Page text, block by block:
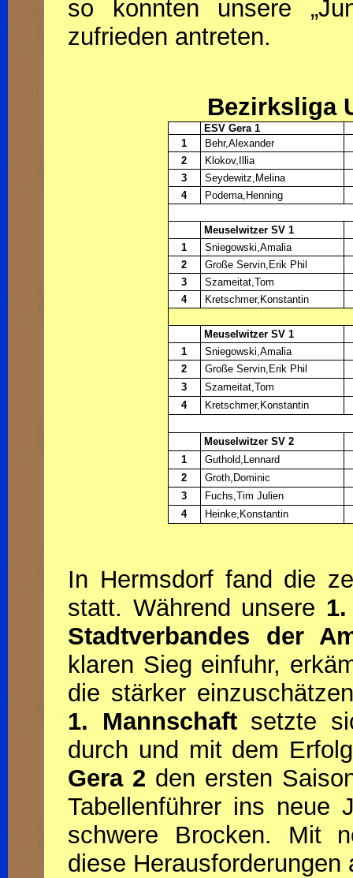
so konnten unsere
zufrieden antreten.
Bezirksliga
ESV Gera 1
1
Behr,Alexander
2
Klokov,Illia
3
Seydewitz,Melina
4
Podema,Henning
Meuselwitzer SV 1
1
Sniegowski,Amalia
2
Große Servin,Erik Phil
3
Szameitat,Tom
4
Kretschmer,Konstantin
Meuselwitzer SV 1
1
Sniegowski,Amalia
2
Große Servin,Erik Phil
3
Szameitat,Tom
4
Kretschmer,Konstantin
Meuselwitzer SV 2
1
Guthold,Lennard
2
Groth,Dominic
3
Fuchs,Tim Julien
4
Heinke,Konstantin
In Hermsdorf fand die
statt. Während unsere
Stadtverbandes der
klaren Sieg einfuhr,
die stärker
1. Mannschaftsetzte
durch und mit dem
Gera 2 den ersten
Tabellenführer ins neue
schwere Brocken. Mit
diese Herausforderungen